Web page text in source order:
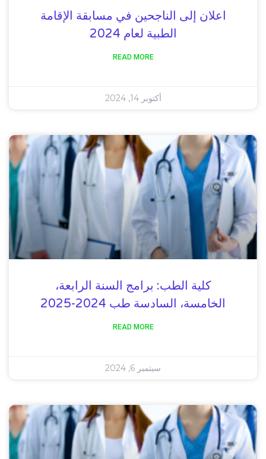
اعلان إلى الناجحين في مسابقة الإقامة
الطبية لعام 2024
READ MORE
أكتوبر 14, 2024
كلية الطب: برامج السنة الرابعة،
الخامسة، السادسة طب 2024-2025
READ MORE
سبتمبر 6, 2024